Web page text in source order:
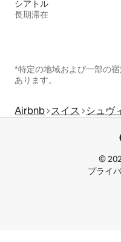
シアトル
長期滞在
*特定の地域および一部の
あります。
Airbnb スイス シュヴ
©
プライ